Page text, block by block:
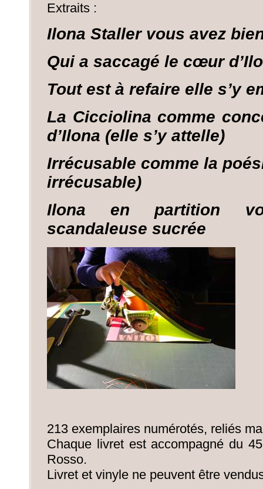
Extraits :
Ilona Staller vous avez
Qui a saccagé le cœur
Tout est à refaire elle s’y
La Cicciolina comme
d’Ilona (elle s’y attelle)
Irrécusable comme la
irrécusable)
Ilona en partition
scandaleuse sucrée
213 exemplaires numérotés, reliés
Chaque livret est accompagné du
Rosso.
Livret et vinyle ne peuvent être